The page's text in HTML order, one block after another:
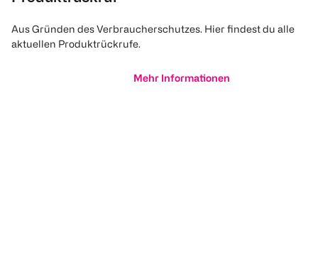
Aus Gründen des Verbraucherschutzes. Hier findest du alle
aktuellen Produktrückrufe.
Mehr Informationen